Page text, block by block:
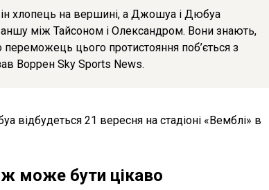
хлопець на вершині, а Джошуа і Дюбуа
між Тайсоном і Олександром. Вони знають,
цього протистояння поб’ється з
Воррен Sky Sports News.
21 вересня на стадіоні «Вемблі» в
може бути цікаво